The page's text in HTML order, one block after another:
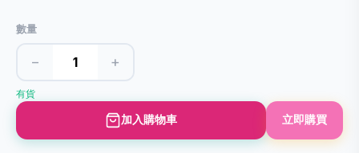
數量
− +
有貨
加入購物車 立即購買